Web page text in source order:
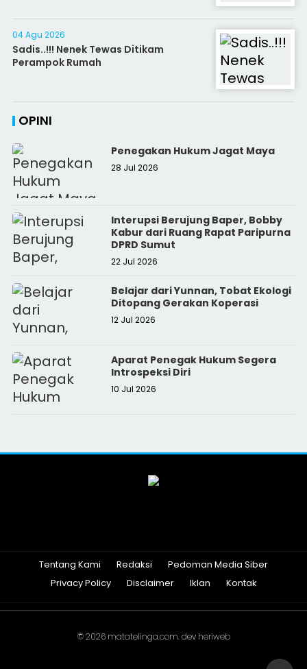
04 Agu 2026
Sadis..!!! Nenek Tewas Ditikam
Perampok Rumah
OPINI
Penegakan Hukum Jagat Maya
28 Jul 2026
Interupsi Berujung Baper, Bobby
Kabur dari Ruang Rapat Paripurna
DPRD Sumut
22 Jul 2026
Belajar dari Yunnan, Tobat Ekologi
Ditopang Gerakan Koperasi
12 Jul 2026
Aparat Penegak Hukum Segera
Introspeksi Diri
10 Jul 2026
Tentang Kami Redaksi
Pedoman Media Siber
Privacy Policy
Disclaimer Iklan Kontak
© 2026 matatelinga.com. dev heriweb